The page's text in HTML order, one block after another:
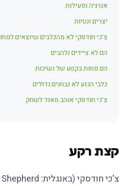
אנרגיה ופעילות
יצרים ונטיות
צ'כי חודסקי לא מהכלבים שיוצאים
הם לא ציידים נלהבים
הם פחות בקטע של נשיכות
כלבי הגזע לא נבחנים גדולים
צ'כי חודסקי אוהב מאוד לשחק
קצת רקע